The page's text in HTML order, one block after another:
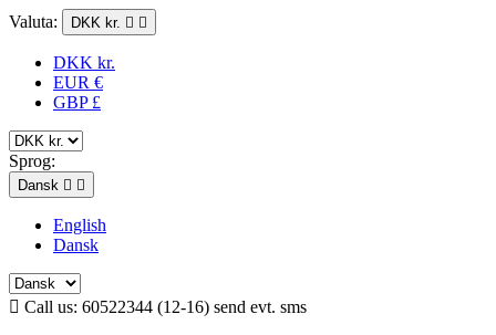
Valuta: DKK kr.  
DKK kr.
EUR €
GBP £
Sprog:
Dansk  
English
Dansk
 Call us: 60522344 (12-16) send evt. sms